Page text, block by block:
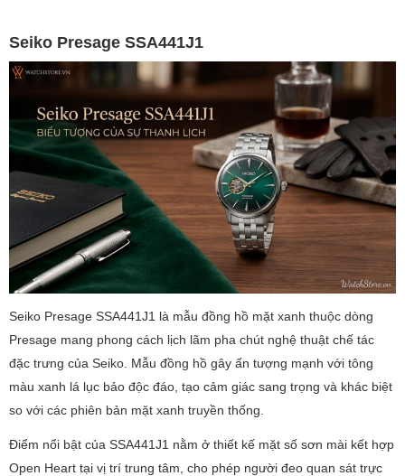
Seiko Presage SSA441J1
Seiko Presage SSA441J1 là mẫu đồng hồ mặt xanh thuộc dòng
Presage mang phong cách lịch lãm pha chút nghệ thuật chế tác
đặc trưng của Seiko. Mẫu đồng hồ gây ấn tượng mạnh với tông
màu xanh lá lục bảo độc đáo, tạo cảm giác sang trọng và khác biệt
so với các phiên bản mặt xanh truyền thống.
Điểm nổi bật của SSA441J1 nằm ở thiết kế mặt số sơn mài kết hợp
Open Heart tại vị trí trung tâm, cho phép người đeo quan sát trực